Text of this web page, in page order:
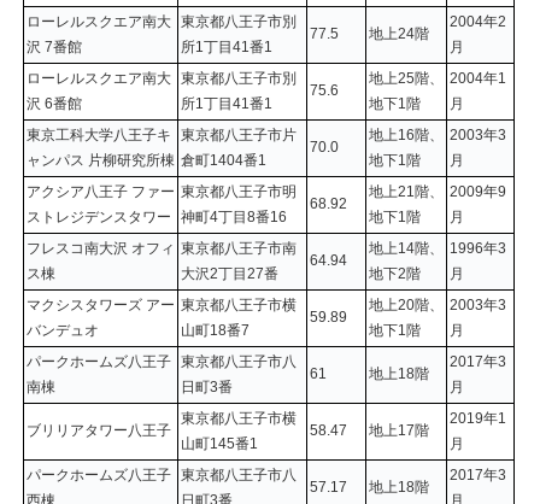
ローレルスクエア南大
沢 7番館
東京都八王子市別
所1丁目41番1
77.5 地上24階
2004年2
月
ローレルスクエア南大
沢 6番館
東京都八王子市別
所1丁目41番1
75.6
地上25階、
地下1階
2004年1
月
東京工科大学八王子キ
ャンパス 片柳研究所棟
東京都八王子市片
倉町1404番1
70.0
地上16階、
地下1階
2003年3
月
アクシア八王子 ファー
ストレジデンスタワー
東京都八王子市明
神町4丁目8番16
68.92
地上21階、
地下1階
2009年9
月
フレスコ南大沢 オフィ
ス棟
東京都八王子市南
大沢2丁目27番
64.94
地上14階、
地下2階
1996年3
月
マクシスタワーズ アー
バンデュオ
東京都八王子市横
山町18番7
59.89
地上20階、
地下1階
2003年3
月
パークホームズ八王子
南棟
東京都八王子市八
日町3番
61 地上18階
2017年3
月
ブリリアタワー八王子
東京都八王子市横
山町145番1
58.47 地上17階
2019年1
月
パークホームズ八王子
西棟
東京都八王子市八
日町3番
57.17 地上18階
2017年3
月